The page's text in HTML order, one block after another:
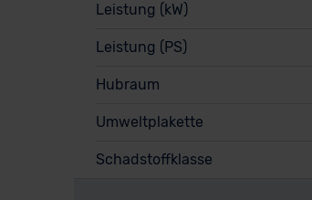
Leistung (kW)
Leistung (PS)
Hubraum
Umweltplakette
Schadstoffklasse